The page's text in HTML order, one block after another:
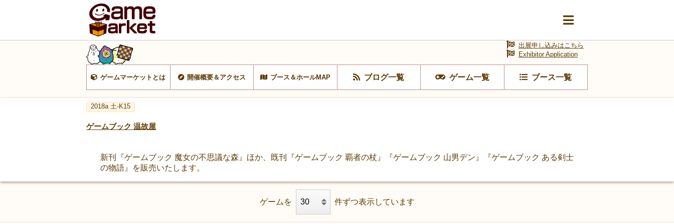
ゲームマーケットとは 開催概要＆アクセス ブース＆ホールMAP ブログ一覧 ゲーム一覧 ブース一覧
出展申し込みはこちら
Exhibitor Application
2018a 土-K15
ゲームブック 温故屋
新刊『ゲームブック 魔女の不思議な森』ほか、既刊『ゲームブック 覇者の杖』『ゲームブック 山男デン』『ゲームブック ある剣士
の物語』を販売いたします。
ゲームを 件ずつ表示しています